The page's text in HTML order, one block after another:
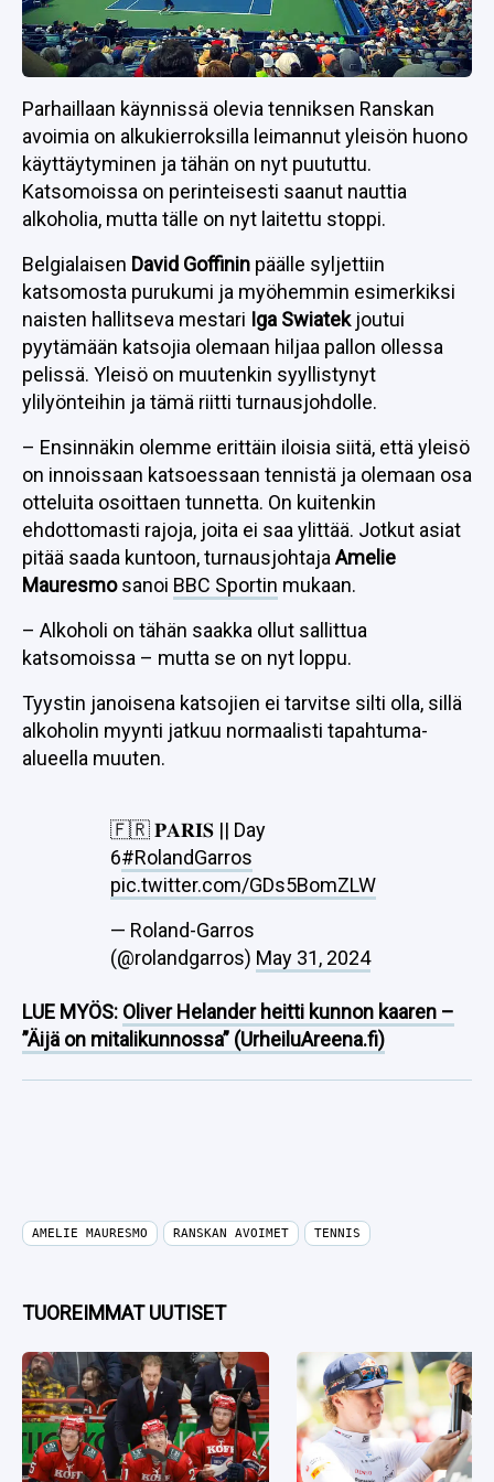
Parhaillaan käynnissä olevia tenniksen Ranskan
avoimia on alkukierroksilla leimannut yleisön huono
käyttäytyminen ja tähän on nyt puututtu.
Katsomoissa on perinteisesti saanut nauttia
alkoholia, mutta tälle on nyt laitettu stoppi.
Belgialaisen David Goffinin päälle syljettiin
katsomosta purukumi ja myöhemmin esimerkiksi
naisten hallitseva mestari Iga Swiatekjoutui
pyytämään katsojia olemaan hiljaa pallon ollessa
pelissä. Yleisö on muutenkin syyllistynyt
ylilyönteihin ja tämä riitti turnausjohdolle.
– Ensinnäkin olemme erittäin iloisia siitä, että yleisö
on innoissaan katsoessaan tennistä ja olemaan osa
otteluita osoittaen tunnetta. On kuitenkin
ehdottomasti rajoja, joita ei saa ylittää. Jotkut asiat
pitää saada kuntoon, turnausjohtaja Amelie
Mauresmosanoi BBC Sportin mukaan.
– Alkoholi on tähän saakka ollut sallittua
katsomoissa – mutta se on nyt loppu.
Tyystin janoisena katsojien ei tarvitse silti olla, sillä
alkoholin myynti jatkuu normaalisti tapahtuma-
alueella muuten.
🇫🇷 𝐏𝐀𝐑𝐈𝐒 || Day
6#RolandGarros
pic.twitter.com/GDs5BomZLW
— Roland-Garros
(@rolandgarros) May 31, 2024
LUE MYÖS: Oliver Helander heitti kunnon kaaren –
”Äijä on mitalikunnossa” (UrheiluAreena.fi)
AMELIE MAURESMO RANSKAN AVOIMET TENNIS
TUOREIMMAT UUTISET